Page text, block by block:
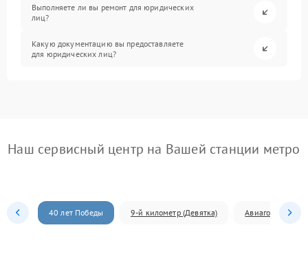
Выполняете ли вы ремонт для юридических
лиц?
Какую документацию вы предоставляете
для юридических лиц?
Наш сервисный центр на Вашей станции метро
40 лет Победы 9-й километр (Девятка) Авиагородок